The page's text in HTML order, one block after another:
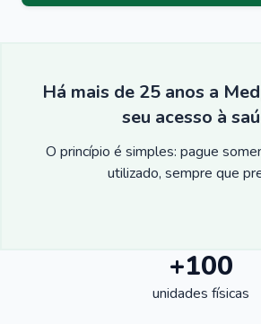
Há mais de 25 anos a
seu acesso à
O princípio é simples: pague
utilizado, sempre que
+100
unidades físicas